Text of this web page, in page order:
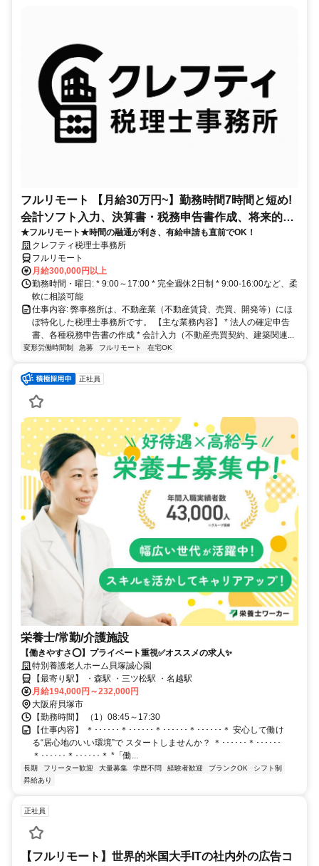
フルリモート 【月給30万円~】勤務時間7時間と短め!
会計ソフト入力、決算書・税務申告書作成、将来的に
決算説明も
★フルリモート★時間の融通が利き、有給申請も直前でOK！
クレフティ税理士事務所
フルリモート
月給300,000円以上
勤務時間・曜日: * 9:00～17:00 * 完全週休2日制 * 9:00-16:00など、柔
軟に相談可能
仕事内容: 弊事務所は、不動産業（不動産賃貸、売買、開発等）にほ
ぼ特化した税理士事務所です。 【主な業務内容】 * 法人の確定申告
書、各種税務申告書の作成 * 会計入力（不動産売買契約、建築関連...
変形労働時間制 急募 フルリモート 在宅OK
正社員
栄養士/常勤/介護施設
【働きやすさ⭕️】プライベート重視✅️オススメの求人✨
特別養護老人ホーム貝塚誠心園
【最寄り駅】 ・森駅 ・三ツ松駅 ・名越駅
月給194,000円～232,000円
大阪府貝塚市
【勤務時間】 （1）08:45～17:30
【仕事内容】 ＊･･････＊･･････＊･･････＊･･････＊ 安心して働け
る“居心地のいい環境”で スタートしませんか？ ＊･･････＊･･････
＊･･････＊･･････＊ *「働...
長期 フリーター歓迎 大量募集 学歴不問 経験者歓迎 ブランクOK
シフト制
昇給あり
正社員
【フルリモート】世界的米国大手ITの社内外の広告コ